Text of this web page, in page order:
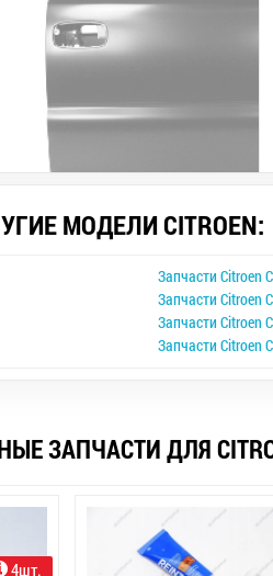
МОДЕЛИ CITROEN:
Запчасти Citroen
Запчасти Citroen
Запчасти Citroen
Запчасти Citroen
ЗАПЧАСТИ ДЛЯ
4шт.